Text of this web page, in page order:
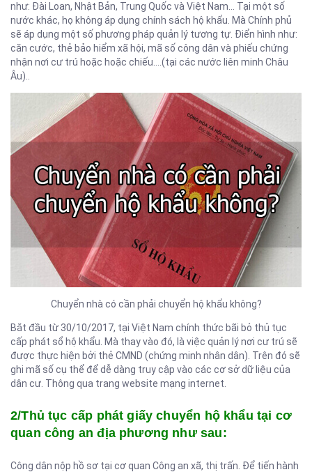
như: Đài Loan, Nhật Bản, Trung Quốc và Việt Nam… Tại một số
nước khác, họ không áp dụng chính sách hộ khẩu. Mà Chính phủ
sẽ áp dụng một số phương pháp quản lý tương tự. Điển hình như:
căn cước, thẻ bảo hiểm xã hội, mã số công dân và phiếu chứng
nhận nơi cư trú hoặc hoặc chiếu….(tại các nước liên minh Châu
Âu)..
Chuyển nhà có cần phải chuyển hộ khẩu không?
Bắt đầu từ 30/10/2017, tại Việt Nam chính thức bãi bỏ thủ tục
cấp phát sổ hộ khẩu. Mà thay vào đó, là việc quản lý nơi cư trú sẽ
được thực hiện bởi thẻ CMND (chứng minh nhân dân). Trên đó sẽ
ghi mã số cụ thể để dễ dàng truy cập vào các cơ sở dữ liệu của
dân cư. Thông qua trang website mạng internet.
2/Thủ tục cấp phát giấy chuyển hộ khẩu tại cơ
quan công an địa phương như sau:
Công dân nộp hồ sơ tại cơ quan Công an xã, thị trấn. Để tiến hành